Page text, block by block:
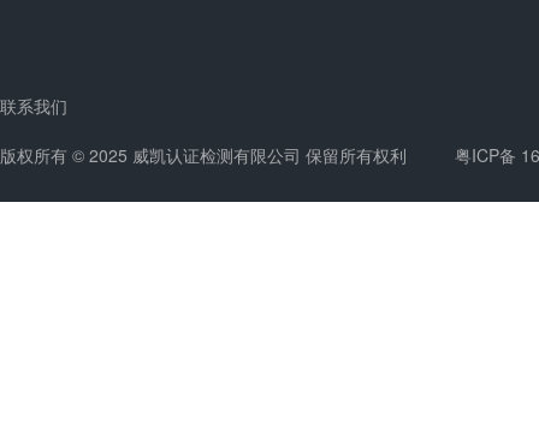
联系我们
版权所有 © 2025 威凯认证检测有限公司 保留所有权利 粤ICP备